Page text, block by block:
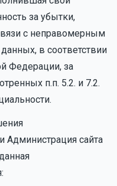
за убытки,
с неправомерным
в соответствии
Федерации, за
п.п. 5.2. и 7.2.
сайта